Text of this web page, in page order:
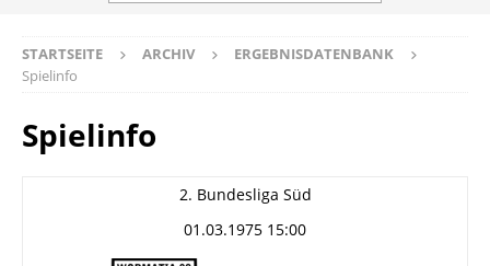
STARTSEITE ARCHIV
ERGEBNISDATENBANK
Spielinfo
Spielinfo
2. Bundesliga Süd
01.03.1975 15:00